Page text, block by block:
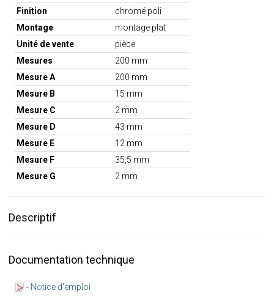
Finition
chromé poli
Montage
montage plat
Unité de vente
pièce
Mesures
200 mm
Mesure A
200 mm
Mesure B
15 mm
Mesure C
2 mm
Mesure D
43 mm
Mesure E
12 mm
Mesure F
35,5 mm
Mesure G
2 mm
Descriptif
Documentation technique
- Notice d'emploi